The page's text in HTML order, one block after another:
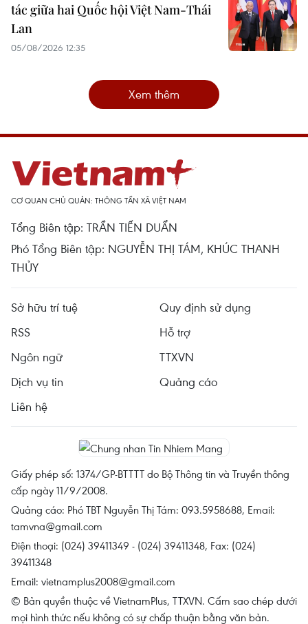
tác giữa hai Quốc hội Việt Nam-Thái
Lan
05/08/2026 12:35
Xem thêm
CƠ QUAN CHỦ QUẢN: THÔNG TẤN XÃ VIỆT NAM
Tổng Biên tập: TRẦN TIẾN DUẨN
Phó Tổng Biên tập: NGUYỄN THỊ TÁM, KHÚC THANH
THỦY
Sở hữu trí tuệ
Quy định sử dụng
RSS
Hỗ trợ
Ngôn ngữ
TTXVN
Dịch vụ tin
Quảng cáo
Liên hệ
Giấy phép số: 1374/GP-BTTTT do Bộ Thông tin và Truyền thông
cấp ngày 11/9/2008.
Quảng cáo: Phó TBT Nguyễn Thị Tám: 093.5958688, Email:
tamvna@gmail.com
Điện thoại: (024) 39411349 - (024) 39411348, Fax: (024)
39411348
Email: vietnamplus2008@gmail.com
© Bản quyền thuộc về VietnamPlus, TTXVN. Cấm sao chép dưới
mọi hình thức nếu không có sự chấp thuận bằng văn bản.